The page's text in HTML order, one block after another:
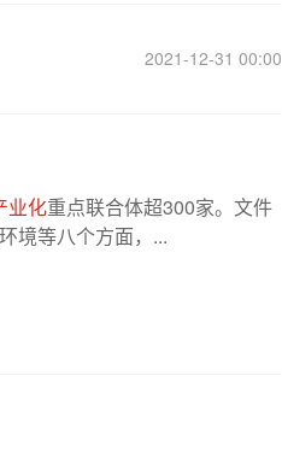
2021-12-31 00:00
业化重点联合体超300家。文件
境等八个方面，...